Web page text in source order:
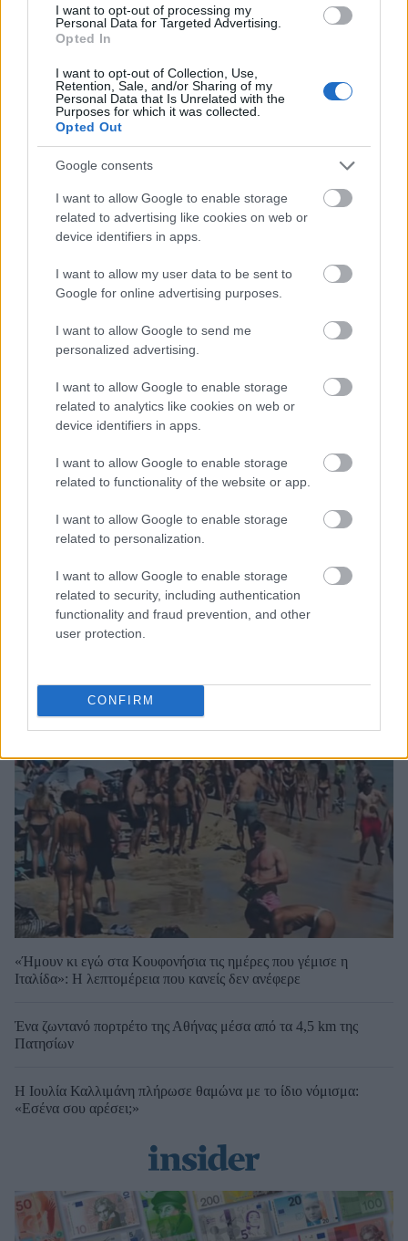
I want to opt-out of processing my
Personal Data for Targeted Advertising.
Opted In
I want to opt-out of Collection, Use,
Retention, Sale, and/or Sharing of my
Personal Data that Is Unrelated with the
Purposes for which it was collected.
Opted Out
Google consents
I want to allow Google to enable storage
related to advertising like cookies on web or
device identifiers in apps.
I want to allow my user data to be sent to
Google for online advertising purposes.
I want to allow Google to send me
personalized advertising.
I want to allow Google to enable storage
related to analytics like cookies on web or
device identifiers in apps.
I want to allow Google to enable storage
related to functionality of the website or app.
I want to allow Google to enable storage
related to personalization.
I want to allow Google to enable storage
related to security, including authentication
functionality and fraud prevention, and other
user protection.
CONFIRM
BEST OF INTERNET
Μάριους Κράιγκερ Λιντ: Ο ποδοσφαιριστής που παίζει στο
Conference χωρίς δεξί χέρι (vid)!
Τζέφρι Μονκαντά: Ποιος είναι ο «εγκέφαλος» που εμπιστεύτηκε
ο Βαγγέλης Μαρινάκης
ΣΕΦ: Επαναπροκηρύσσεται η ενεργειακή αναβάθμιση - Γιατί
ακυρώθηκε ο πρώτος διαγωνισμός
«Ήμουν κι εγώ στα Κουφονήσια τις ημέρες που γέμισε η
Ιταλίδα»: Η λεπτομέρεια που κανείς δεν ανέφερε
Ένα ζωντανό πορτρέτο της Αθήνας μέσα από τα 4,5 km της
Πατησίων
Η Ιουλία Καλλιμάνη πλήρωσε θαμώνα με το ίδιο νόμισμα:
«Εσένα σου αρέσει;»